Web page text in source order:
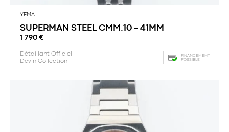
YEMA
SUPERMAN STEEL CMM.10 - 41MM
1 790 €
Détaillant Officiel
Devin Collection
FINANCEMENT
POSSIBLE